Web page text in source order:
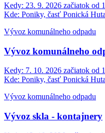
Kedy: 23. 9. 2026 začiatok od
Kde: Poniky, časť Ponická
Vývoz komunálneho odpadu
Vývoz komunálneho
Kedy: 7. 10. 2026 začiatok od
Kde: Poniky, časť Ponická
Vývoz komunálneho odpadu
Vývoz skla - kontajnery